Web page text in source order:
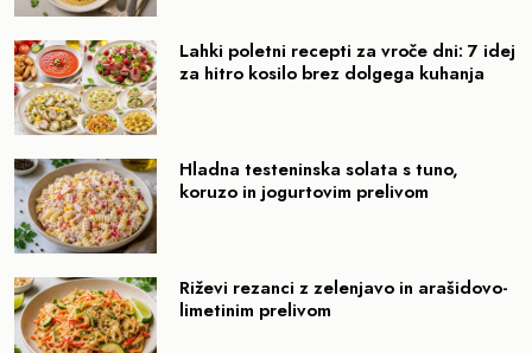
Lahki poletni recepti za vroče dni: 7 idej
za hitro kosilo brez dolgega kuhanja
Hladna testeninska solata s tuno,
koruzo in jogurtovim prelivom
Riževi rezanci z zelenjavo in arašidovo-
limetinim prelivom